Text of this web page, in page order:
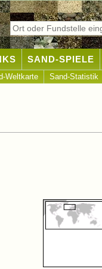
SAND-SPIELE
Weltkarte Sand-Statistik